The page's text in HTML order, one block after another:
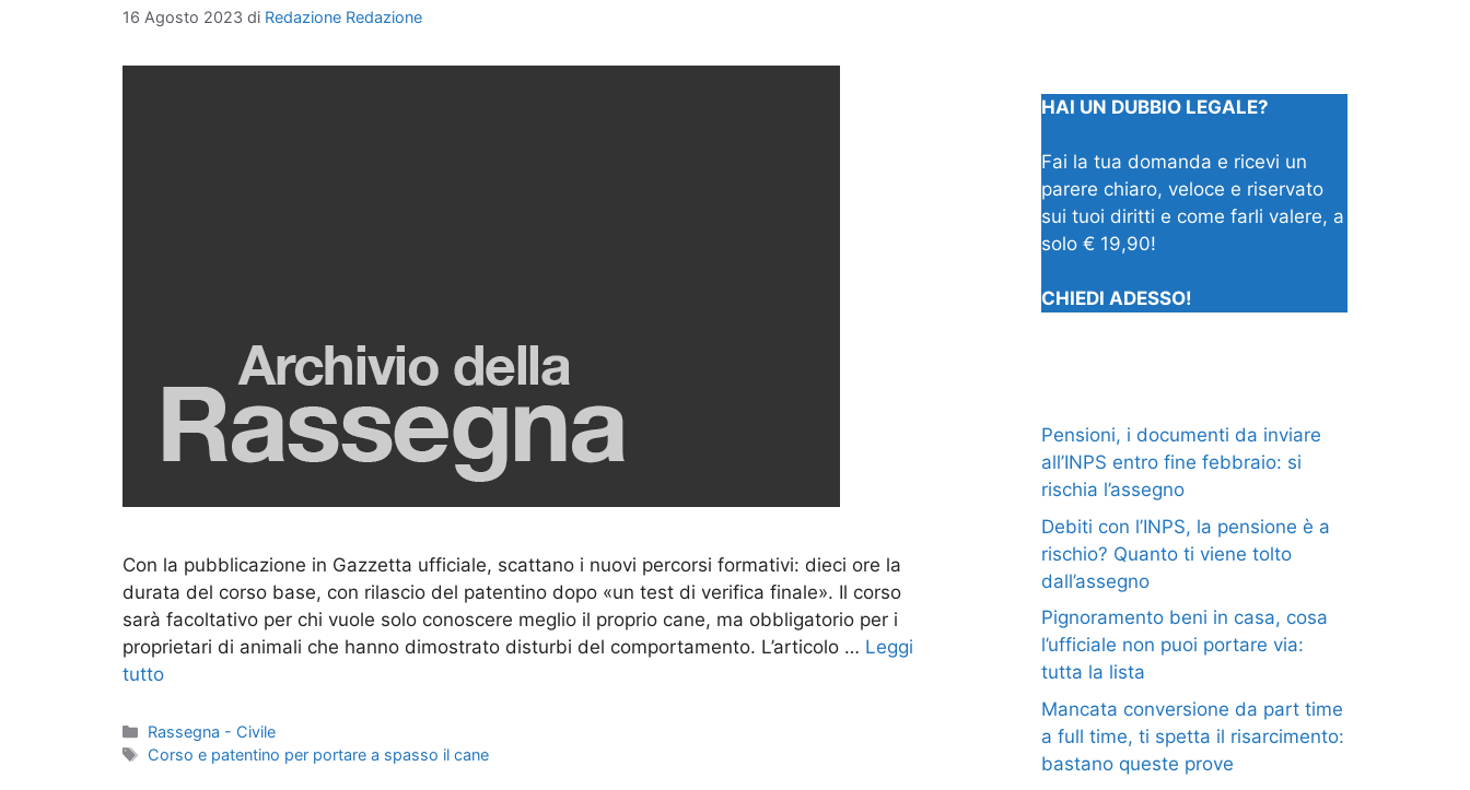
16 Agosto 2023 di Redazione Redazione
Con la pubblicazione in Gazzetta ufficiale, scattano i nuovi percorsi formativi: dieci ore la
durata del corso base, con rilascio del patentino dopo «un test di verifica finale». Il corso
sarà facoltativo per chi vuole solo conoscere meglio il proprio cane, ma obbligatorio per i
proprietari di animali che hanno dimostrato disturbi del comportamento. L’articolo … Leggi
tutto
Categorie
Rassegna - Civile
Tag
Corso e patentino per portare a spasso il cane
HAI UN DUBBIO LEGALE?
Fai la tua domanda e ricevi un
parere chiaro, veloce e riservato
sui tuoi diritti e come farli valere, a
solo € 19,90!
CHIEDI ADESSO!
Pensioni, i documenti da inviare
all’INPS entro fine febbraio: si
rischia l’assegno
Debiti con l’INPS, la pensione è a
rischio? Quanto ti viene tolto
dall’assegno
Pignoramento beni in casa, cosa
l’ufficiale non puoi portare via:
tutta la lista
Mancata conversione da part time
a full time, ti spetta il risarcimento:
bastano queste prove